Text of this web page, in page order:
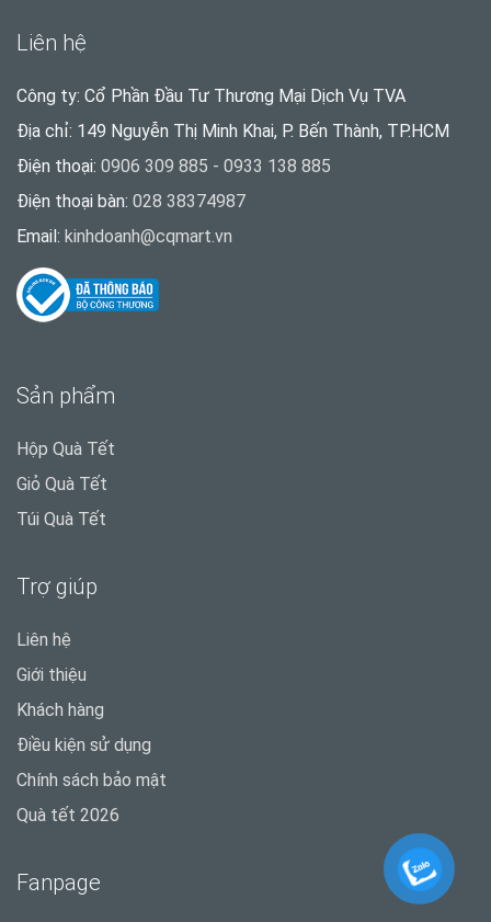
Liên hệ
Công ty: Cổ Phần Đầu Tư Thương Mại Dịch Vụ TVA
Địa chỉ: 149 Nguyễn Thị Minh Khai, P. Bến Thành, TP.HCM
Điện thoại: 0906 309 885 - 0933 138 885
Điện thoại bàn: 028 38374987
Email: kinhdoanh@cqmart.vn
Sản phẩm
Hộp Quà Tết
Giỏ Quà Tết
Túi Quà Tết
Trợ giúp
Liên hệ
Giới thiệu
Khách hàng
Điều kiện sử dụng
Chính sách bảo mật
Quà tết 2026
Fanpage